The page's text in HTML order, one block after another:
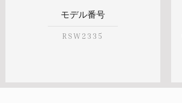
モデル番号
RSW2335